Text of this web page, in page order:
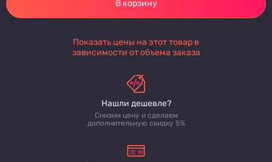
В корзину
Нашли дешевле?
Снизим цену и сделаем
дополнительную скидку 5%
Показать цены на этот товар в
зависимости от объема заказа